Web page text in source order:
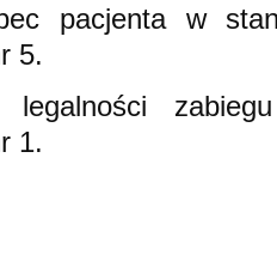
pacjenta w
5.
1.